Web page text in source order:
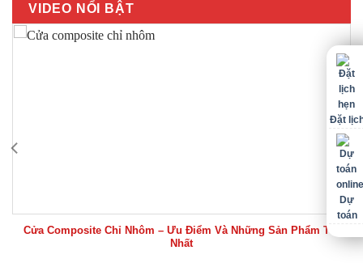
VIDEO NỔI BẬT
Cửa Composite Chỉ Nhôm – Ưu Điểm Và Những Sản Phẩm Tốt
Nhất
Đặt
Dự
toán